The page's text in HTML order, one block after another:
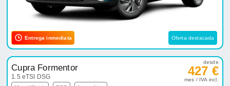
Entrega inmediata Oferta destacada
Cupra Formentor
1.5 eTSI DSG
desde
427 €
mes / IVA incl.